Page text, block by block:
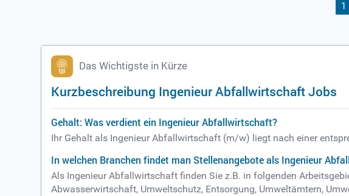
1
Das Wichtigste in Kürze
Kurzbeschreibung Ingenieur Abfallwirtschaft Jobs
Gehalt: Was verdient ein Ingenieur Abfallwirtschaft?
Ihr Gehalt als Ingenieur Abfallwirtschaft (m/w) liegt nach einer
In welchen Branchen findet man Stellenangebote als Ingenieur
Als Ingenieur Abfallwirtschaft finden Sie z.B. in folgenden
Abwasserwirtschaft, Umweltschutz, Entsorgung, Umweltämtern,